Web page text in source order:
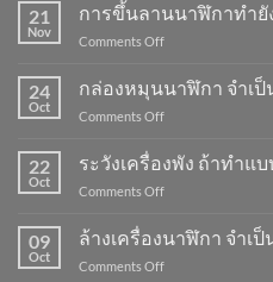
21
Nov
การขึ้นลานนาฬิกาทำยั
Comments Offon
ลาน
นาฬิกา
ยัง
24
Oct
กล่องหมุนนาฬิกา จำเป็
Comments Offon
หมุน
นาฬิกา
จำเป็น
!?
22
Oct
ระวังเครื่องพัง ถ้าทำแ
Comments Offon
เครื่อง
พัง
ถ้า
09
Oct
ล้างเครื่องนาฬิกา จำเป็
Comments Offon